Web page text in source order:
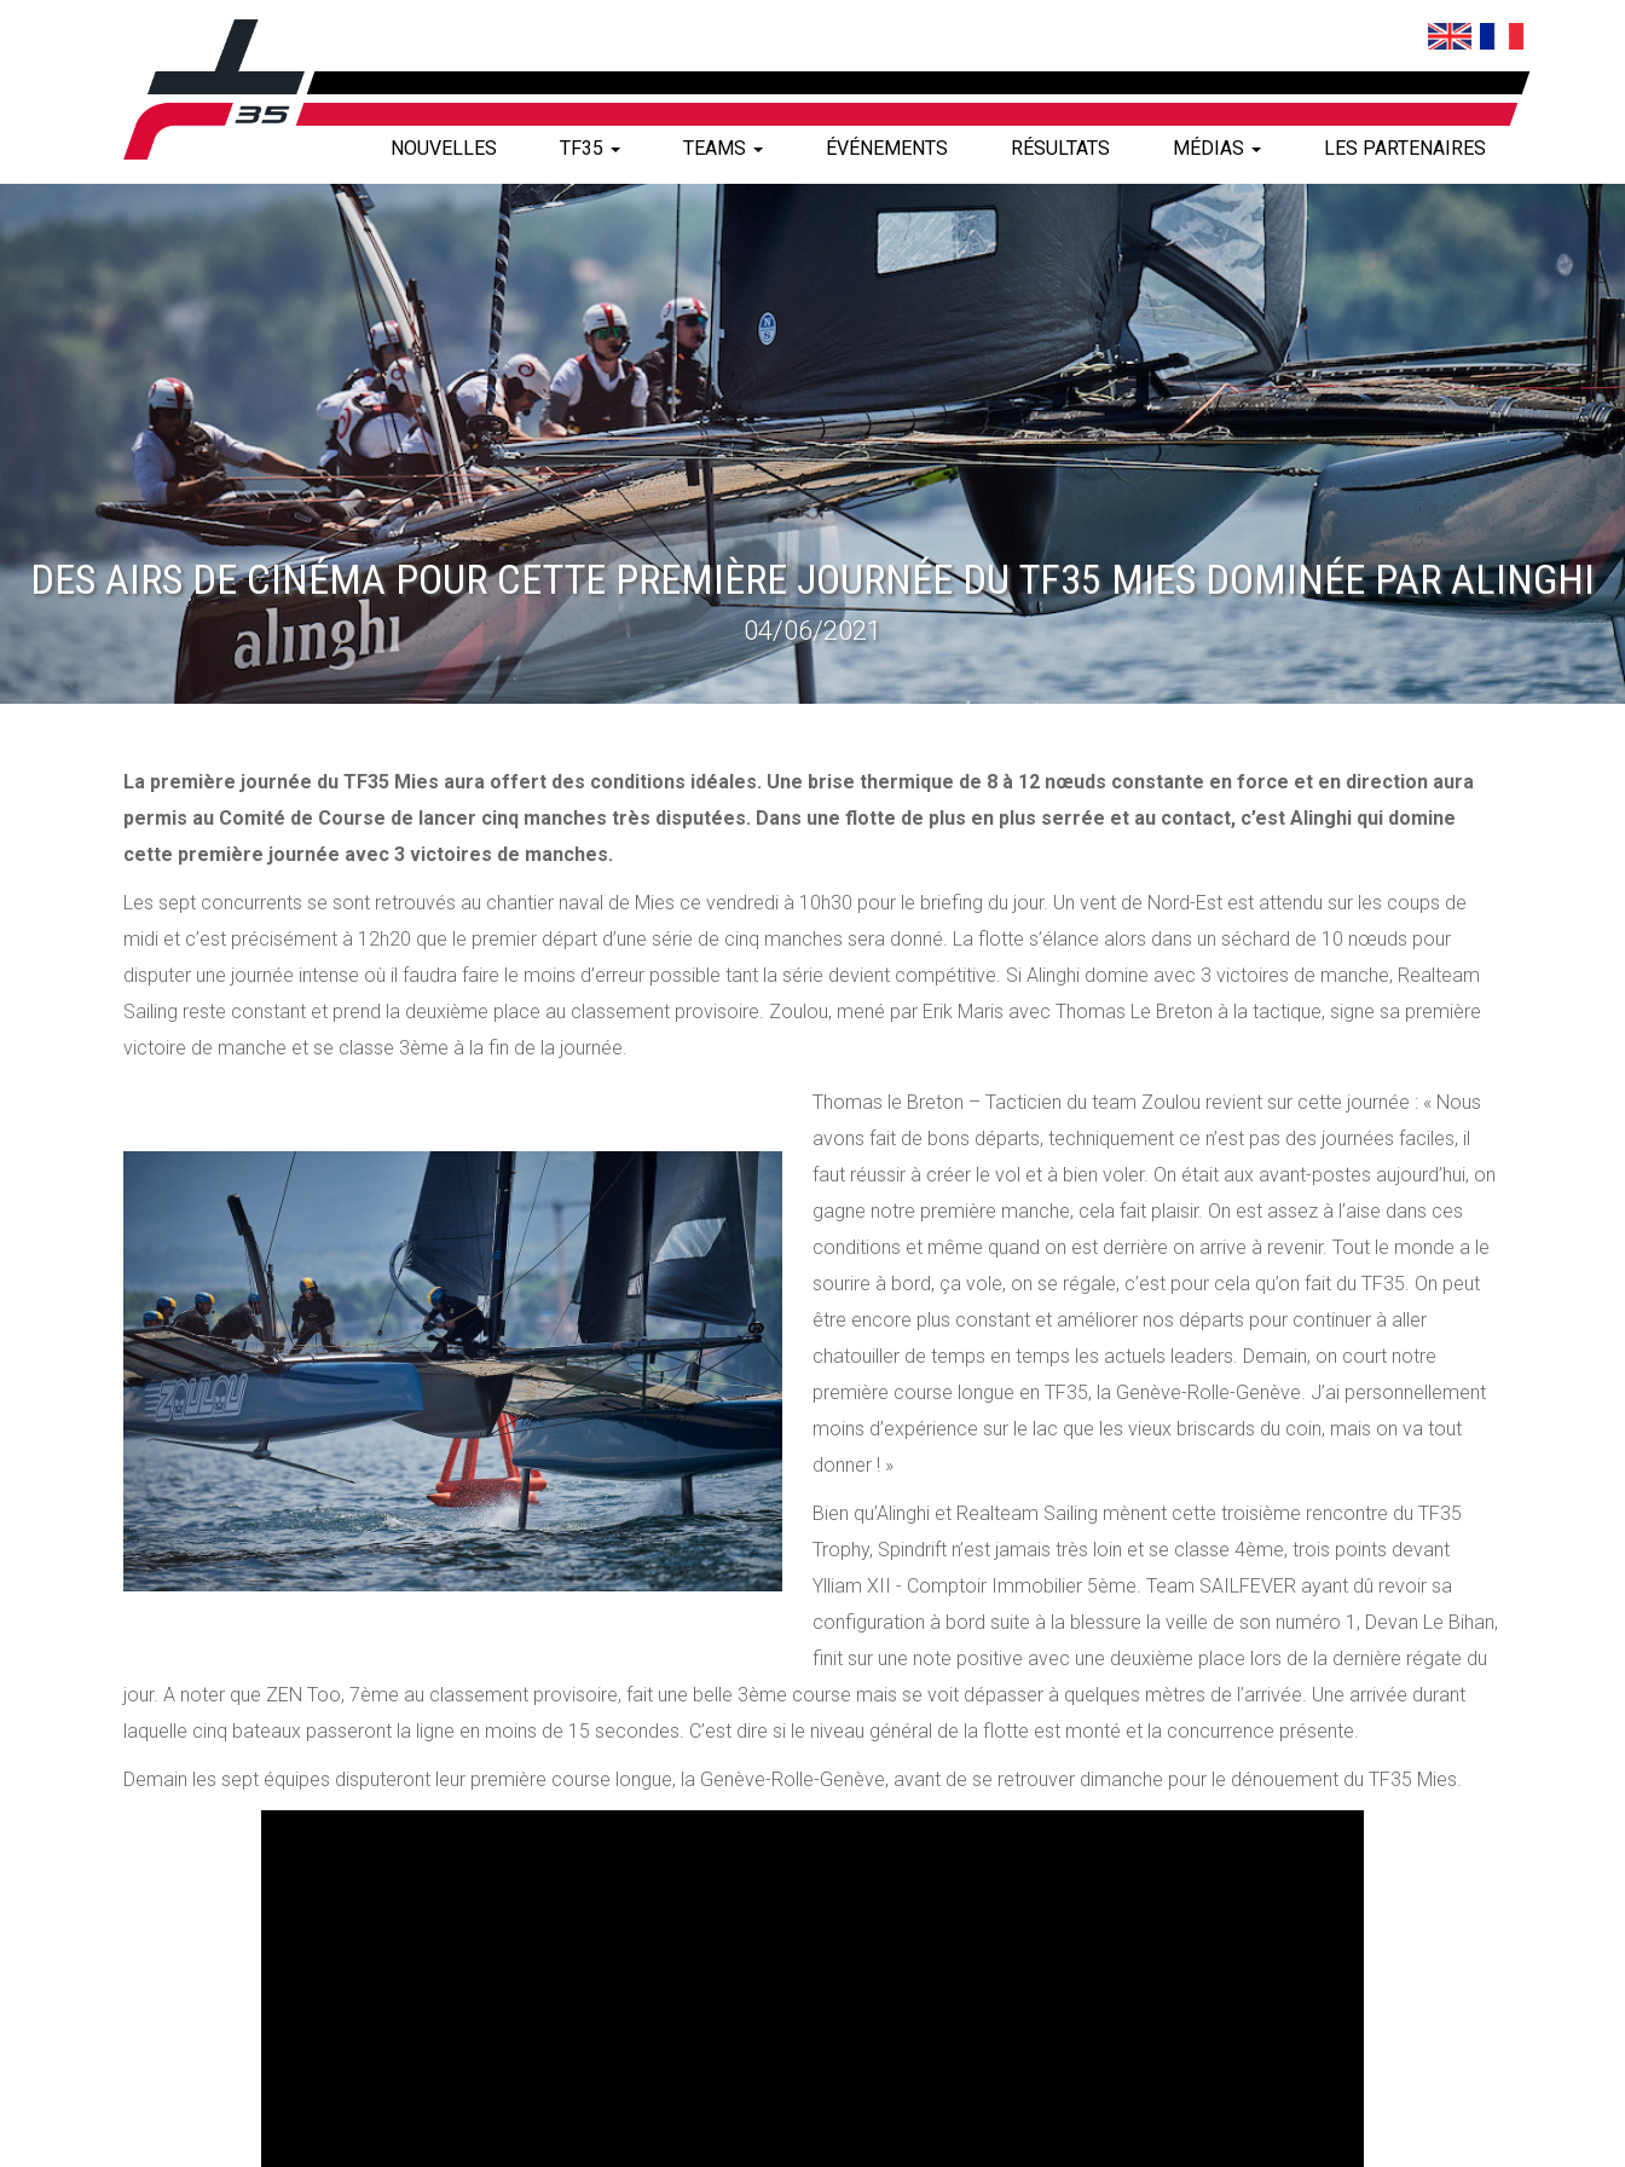
NOUVELLES TF35 TEAMS ÉVÉNEMENTS RÉSULTATS MÉDIAS LES PARTENAIRES
DES AIRS DE CINÉMA POUR CETTE PREMIÈRE JOURNÉE DU TF35 MIES DOMINÉE PAR ALINGHI
04/06/2021
La première journée du TF35 Mies aura offert des conditions idéales. Une brise thermique de 8 à 12 nœuds constante en force et en direction aura
permis au Comité de Course de lancer cinq manches très disputées. Dans une flotte de plus en plus serrée et au contact, c’est Alinghi qui domine
cette première journée avec 3 victoires de manches.
Les sept concurrents se sont retrouvés au chantier naval de Mies ce vendredi à 10h30 pour le briefing du jour. Un vent de Nord-Est est attendu sur les coups de
midi et c’est précisément à 12h20 que le premier départ d’une série de cinq manches sera donné. La flotte s’élance alors dans un séchard de 10 nœuds pour
disputer une journée intense où il faudra faire le moins d’erreur possible tant la série devient compétitive. Si Alinghi domine avec 3 victoires de manche, Realteam
Sailing reste constant et prend la deuxième place au classement provisoire. Zoulou, mené par Erik Maris avec Thomas Le Breton à la tactique, signe sa première
victoire de manche et se classe 3ème à la fin de la journée.
Thomas le Breton – Tacticien du team Zoulou revient sur cette journée : « Nous
avons fait de bons départs, techniquement ce n’est pas des journées faciles, il
faut réussir à créer le vol et à bien voler. On était aux avant-postes aujourd’hui, on
gagne notre première manche, cela fait plaisir. On est assez à l’aise dans ces
conditions et même quand on est derrière on arrive à revenir. Tout le monde a le
sourire à bord, ça vole, on se régale, c’est pour cela qu’on fait du TF35. On peut
être encore plus constant et améliorer nos départs pour continuer à aller
chatouiller de temps en temps les actuels leaders. Demain, on court notre
première course longue en TF35, la Genève-Rolle-Genève. J’ai personnellement
moins d’expérience sur le lac que les vieux briscards du coin, mais on va tout
donner ! »
Bien qu’Alinghi et Realteam Sailing mènent cette troisième rencontre du TF35
Trophy, Spindrift n’est jamais très loin et se classe 4ème, trois points devant
Ylliam XII - Comptoir Immobilier 5ème. Team SAILFEVER ayant dû revoir sa
configuration à bord suite à la blessure la veille de son numéro 1, Devan Le Bihan,
finit sur une note positive avec une deuxième place lors de la dernière régate du
jour. A noter que ZEN Too, 7ème au classement provisoire, fait une belle 3ème course mais se voit dépasser à quelques mètres de l’arrivée. Une arrivée durant
laquelle cinq bateaux passeront la ligne en moins de 15 secondes. C’est dire si le niveau général de la flotte est monté et la concurrence présente.
Demain les sept équipes disputeront leur première course longue, la Genève-Rolle-Genève, avant de se retrouver dimanche pour le dénouement du TF35 Mies.